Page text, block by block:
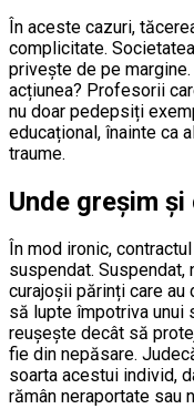
În aceste cazuri,
complicitate.
privește de pe
acțiunea? Profesorii
nu doar pedepsiți
educațional, înainte ca
traume.
Unde greșim
În mod ironic,
suspendat.
curajoșii părinți care
să lupte împotriva unui
reușește decât să
fie din nepăsare.
soarta acestui individ,
rămân neraportate sau